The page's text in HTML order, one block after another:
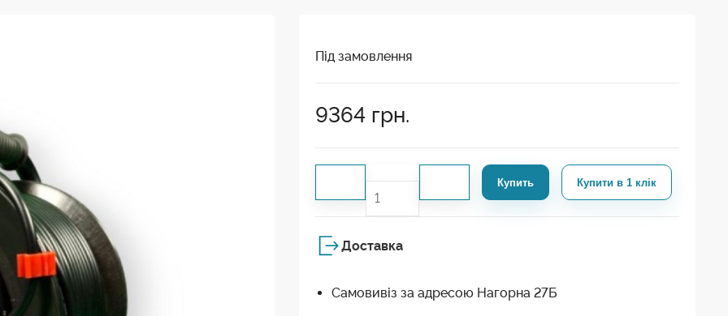
Під замовлення
9364 грн.
Купить Купити в 1 клік
Доставка
Самовивіз за адресою Нагорна 27Б